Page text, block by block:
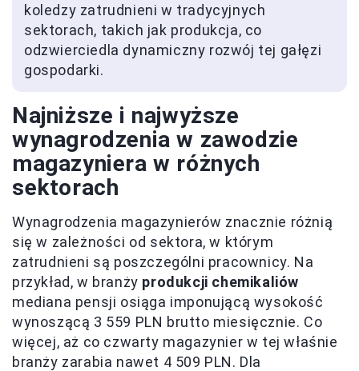
koledzy zatrudnieni w tradycyjnych
sektorach, takich jak produkcja, co
odzwierciedla dynamiczny rozwój tej gałęzi
gospodarki.
Najniższe i najwyższe
wynagrodzenia w zawodzie
magazyniera w różnych
sektorach
Wynagrodzenia magazynierów znacznie różnią
się w zależności od sektora, w którym
zatrudnieni są poszczególni pracownicy. Na
przykład, w branży produkcji chemikaliów
mediana pensji osiąga imponującą wysokość
wynoszącą 3 559 PLN brutto miesięcznie. Co
więcej, aż co czwarty magazynier w tej właśnie
branży zarabia nawet 4 509 PLN. Dla